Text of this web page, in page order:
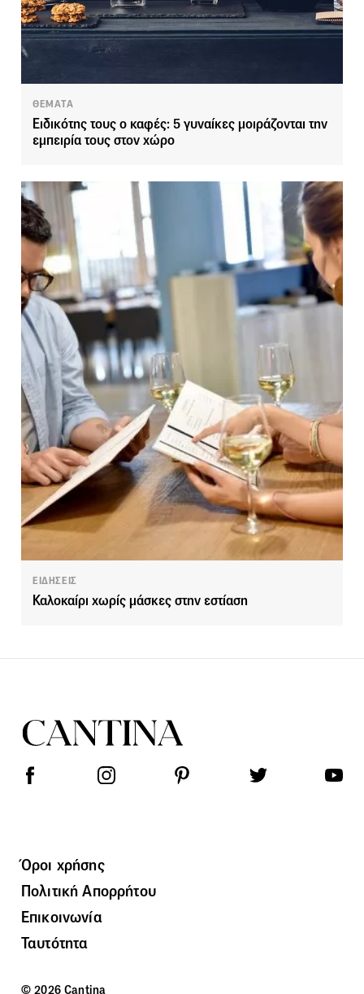
ΘΕΜΑΤΑ
Ειδικότης τους ο καφές: 5 γυναίκες μοιράζονται την
εμπειρία τους στον χώρο
ΕΙΔΗΣΕΙΣ
Καλοκαίρι χωρίς μάσκες στην εστίαση
Όροι χρήσης
Πολιτική Απορρήτου
Επικοινωνία
Ταυτότητα
© 2026 Cantina